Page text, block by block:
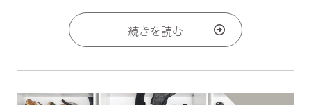
続きを読む